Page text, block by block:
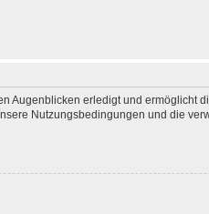
Augenblicken erledigt und ermöglicht
Nutzungsbedingungen und die